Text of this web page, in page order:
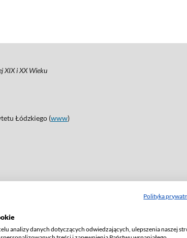
Polityka
analizy danych dotyczących odwiedzających, ulepszenia naszej
XIX i XX Wieku
Łódzkiego (www)